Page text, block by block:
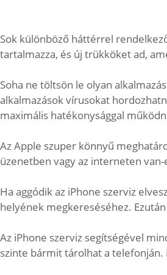
Sok különböző háttérrel
tartalmazza, és új trükköket ad,
Soha ne töltsön le olyan
alkalmazások vírusokat
maximális hatékonysággal
Az Apple szuper könnyű
üzenetben vagy az interneten
Ha aggódik az iPhone szerviz
helyének megkereséséhez.
Az iPhone szerviz segítségével
szinte bármit tárolhat a